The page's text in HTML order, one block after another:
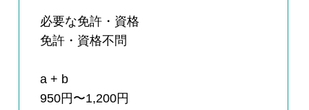
必要な免許・資格
免許・資格不問
a + b
950円〜1,200円